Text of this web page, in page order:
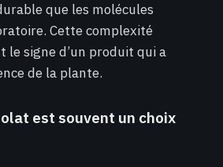
que les molécules
Cette complexité
le signe d’un produit qui a
de la plante.
est souvent un choix